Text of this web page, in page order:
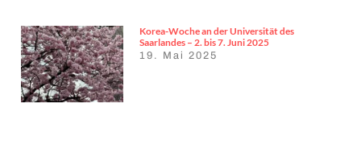
Korea-Woche an der Universität des
Saarlandes – 2. bis 7. Juni 2025
19. Mai 2025